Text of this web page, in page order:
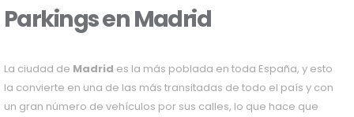
Parkings en Madrid
La ciudad de Madrid es la más poblada en toda España, y esto
la convierte en una de las más transitadas de todo el país y con
un gran número de vehículos por sus calles, lo que hace que